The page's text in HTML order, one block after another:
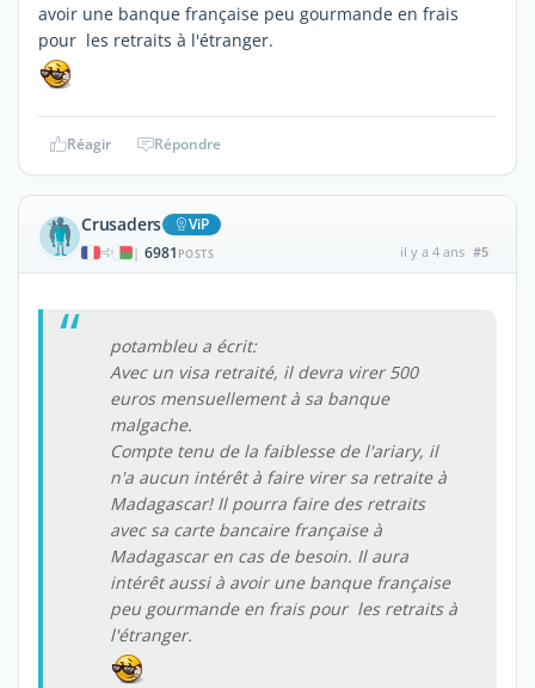
avoir une banque française peu gourmande en frais
pour les retraits à l'étranger.
Réagir Répondre
Crusaders ViP
| 6981 POSTS il y a 4 ans #5
potambleu a écrit:
Avec un visa retraité, il devra virer 500
euros mensuellement à sa banque
malgache.
Compte tenu de la faiblesse de l'ariary, il
n'a aucun intérêt à faire virer sa retraite à
Madagascar! Il pourra faire des retraits
avec sa carte bancaire française à
Madagascar en cas de besoin. Il aura
intérêt aussi à avoir une banque française
peu gourmande en frais pour les retraits à
l'étranger.